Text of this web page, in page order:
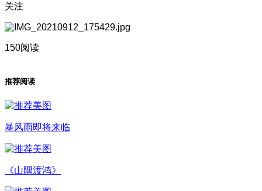
关注
150阅读
推荐阅读
暴风雨即将来临
《山隅渡鸿》